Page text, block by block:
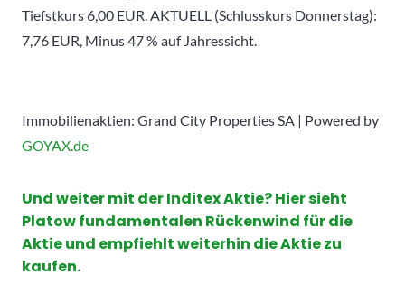
Tiefstkurs 6,00 EUR. AKTUELL (Schlusskurs Donnerstag):
7,76 EUR, Minus 47 % auf Jahressicht.
Immobilienaktien: Grand City Properties SA | Powered by
GOYAX.de
Und weiter mit der Inditex Aktie? Hier sieht
Platow fundamentalen Rückenwind für die
Aktie und empfiehlt weiterhin die Aktie zu
kaufen.